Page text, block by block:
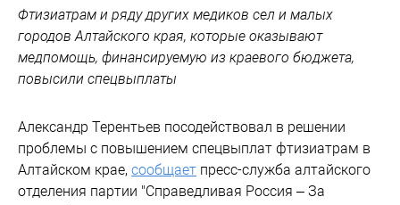
Фтизиатрам и ряду других медиков сел и малых
городов Алтайского края, которые оказывают
медпомощь, финансируемую из краевого бюджета,
повысили спецвыплаты
Александр Терентьев посодействовал в решении
проблемы с повышением спецвыплат фтизиатрам в
Алтайском крае, сообщает пресс-служба алтайского
отделения партии "Справедливая Россия – За